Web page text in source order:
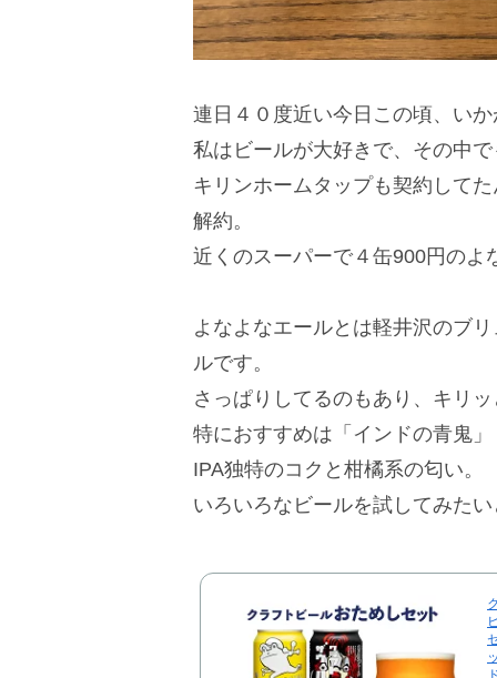
連日４０度近い今日この頃、い
私はビールが大好きで、その中
キリンホームタップも契約して
解約。
近くのスーパーで４缶900円のよ
よなよなエールとは軽井沢のブ
ルです。
さっぱりしてるのもあり、キリ
特におすすめは「インドの青鬼」
IPA独特のコクと柑橘系の匂い。
いろいろなビールを試してみた